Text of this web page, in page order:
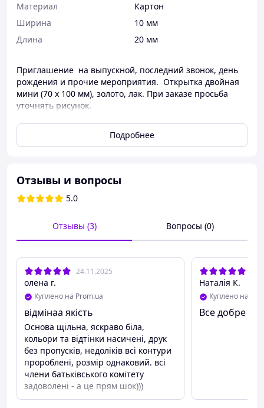
Материал
Картон
Ширина
10 мм
Длина
20 мм
Приглашение на выпускной, последний звонок, день
рождения и прочие мероприятия. Открытка двойная
мини (70 x 100 мм), золото, лак. При заказе просьба
уточнять рисунок.
Подробнее
Отзывы и вопросы
5.0
Отзывы (3) Вопросы (0)
24.11.2025
олена г.
Куплено на Prom.ua
відмінаа якість
Основа щільна, яскраво біла,
кольори та відтінки насичені, друк
без пропусків, недоліків всі контури
пророблені, розмір однаковий. всі
члени батьківського комітету
задоволені - а це прям шок)))
Наталія К.
Куплено на
Все добре